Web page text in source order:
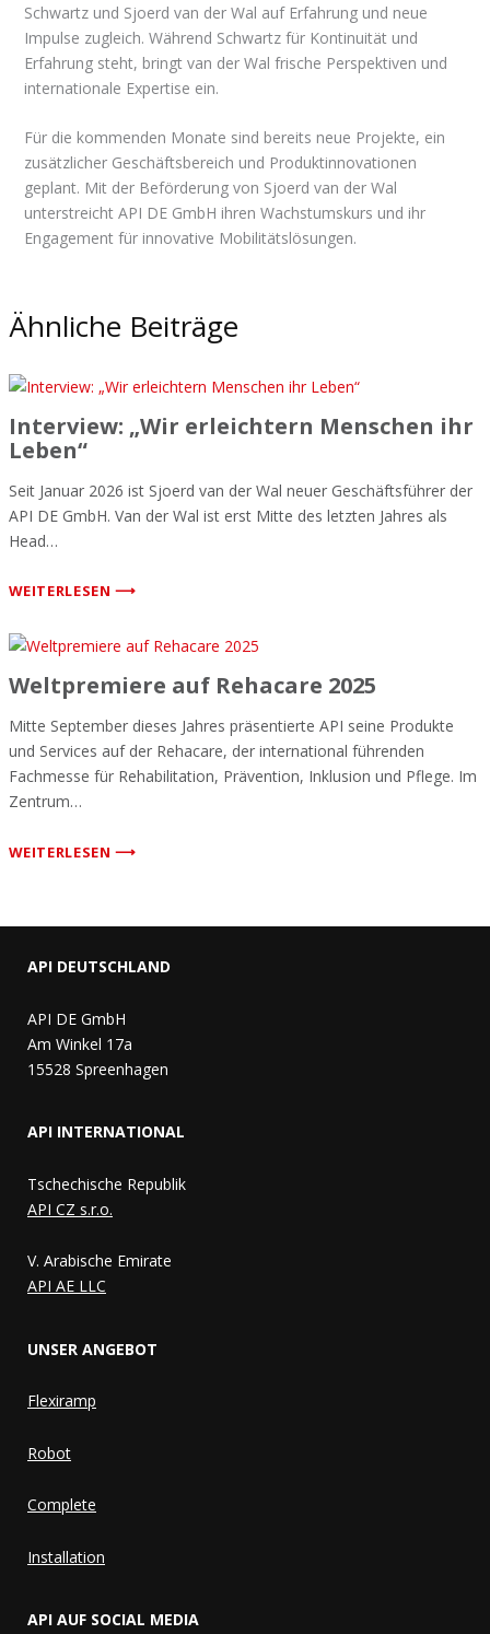
Schwartz und Sjoerd van der Wal auf Erfahrung und neue
Impulse zugleich. Während Schwartz für Kontinuität und
Erfahrung steht, bringt van der Wal frische Perspektiven und
internationale Expertise ein.
Für die kommenden Monate sind bereits neue Projekte, ein
zusätzlicher Geschäftsbereich und Produktinnovationen
geplant. Mit der Beförderung von Sjoerd van der Wal
unterstreicht API DE GmbH ihren Wachstumskurs und ihr
Engagement für innovative Mobilitätslösungen.
Ähnliche Beiträge
Interview: „Wir erleichtern Menschen ihr
Leben“
Seit Januar 2026 ist Sjoerd van der Wal neuer Geschäftsführer der
API DE GmbH. Van der Wal ist erst Mitte des letzten Jahres als
Head…
WEITERLESEN ⟶
Weltpremiere auf Rehacare 2025
Mitte September dieses Jahres präsentierte API seine Produkte
und Services auf der Rehacare, der international führenden
Fachmesse für Rehabilitation, Prävention, Inklusion und Pflege. Im
Zentrum…
WEITERLESEN ⟶
API DEUTSCHLAND
API DE GmbH
Am Winkel 17a
15528 Spreenhagen
API INTERNATIONAL
Tschechische Republik
API CZ s.r.o.
V. Arabische Emirate
API AE LLC
UNSER ANGEBOT
Flexiramp
Robot
Complete
Installation
API AUF SOCIAL MEDIA